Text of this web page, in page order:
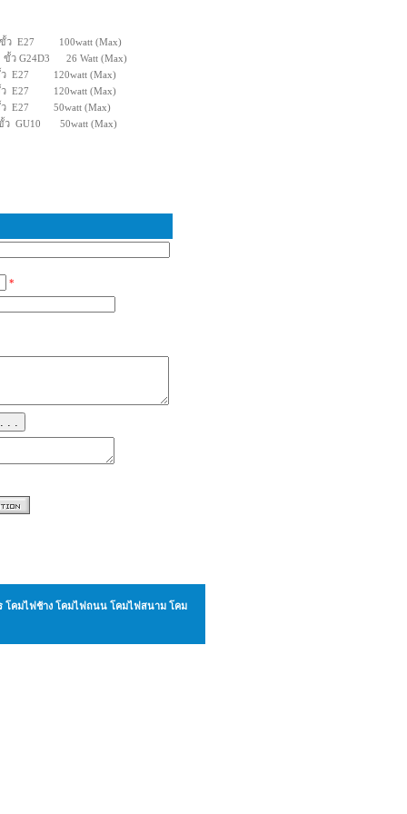
100watt (Max)
G24D3 26 Watt (Max)
(Max)
(Max)
(Max)
50watt (Max)
*
โคมไฟช้าง โคมไฟถนน โคมไฟสนาม โคม